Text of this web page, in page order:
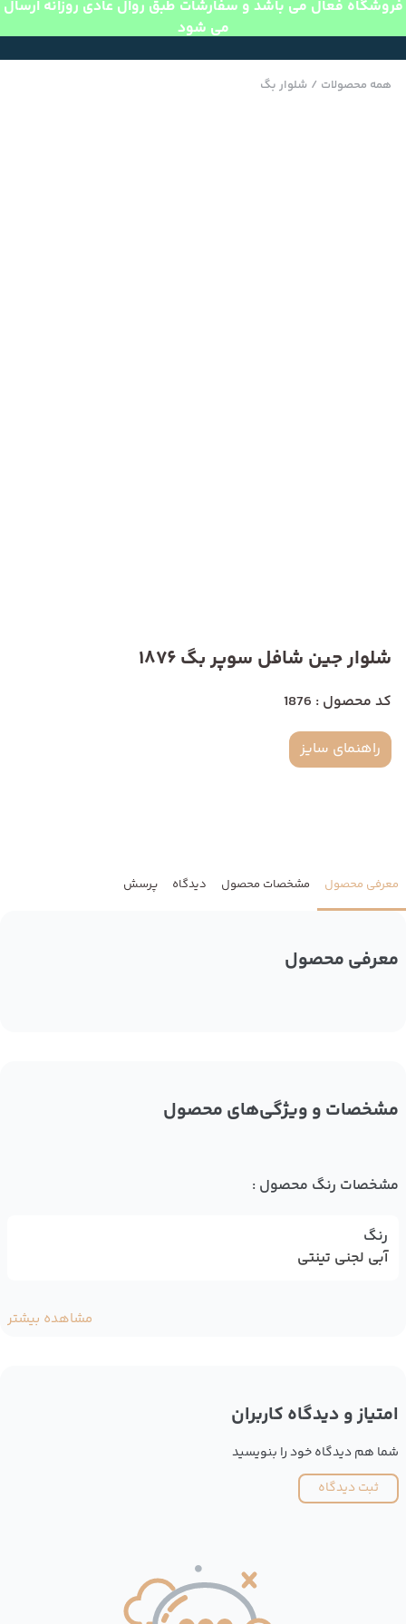
فروشگاه فعال می باشد و سفارشات طبق روال عادی روزانه ارسال
می شود
همه محصولات / شلوار بگ
شلوار جین شافل سوپر بگ 1876
کد محصول : 1876
راهنمای سایز
معرفی محصول مشخصات محصول دیدگاه پرسش
معرفی محصول
مشخصات و ویژگی‌های محصول
مشخصات رنگ محصول :
رنگ
آبی لجنی تینتی
مشاهده بیشتر
امتیاز و دیدگاه کاربران
شما هم دیدگاه خود را بنویسید
ثبت دیدگاه